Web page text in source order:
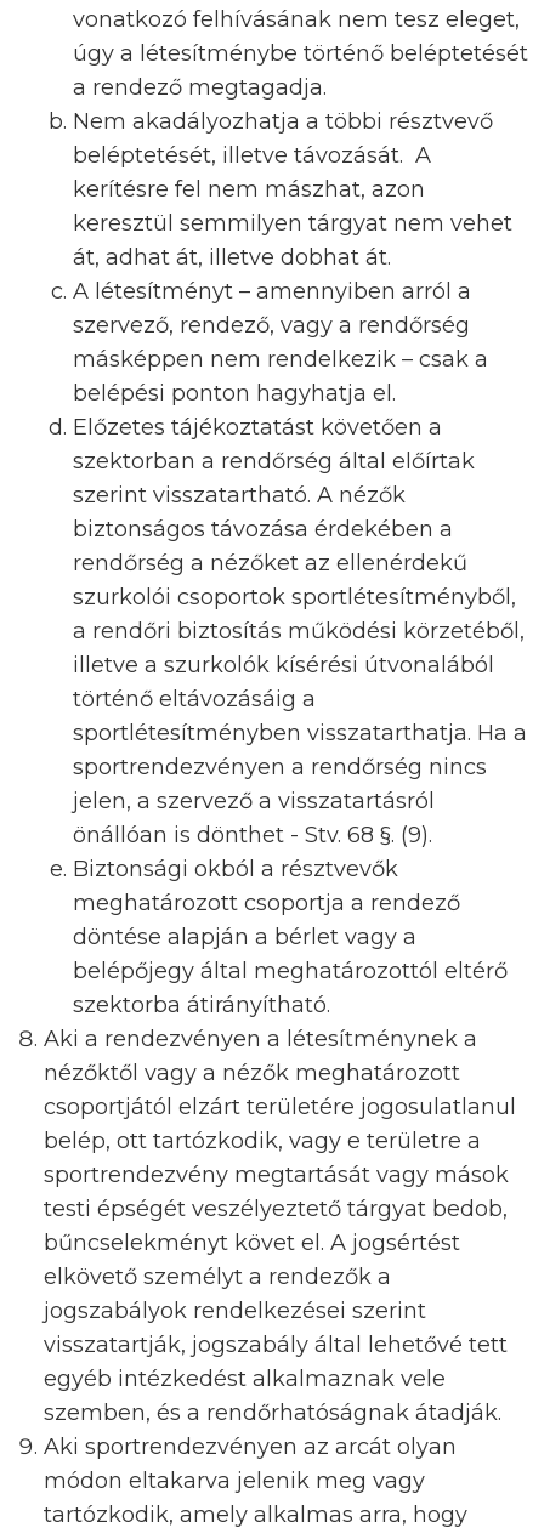
vonatkozó felhívásának nem tesz eleget,
úgy a létesítménybe történő beléptetését
a rendező megtagadja.
Nem akadályozhatja a többi résztvevő
beléptetését, illetve távozását. A
kerítésre fel nem mászhat, azon
keresztül semmilyen tárgyat nem vehet
át, adhat át, illetve dobhat át.
A létesítményt – amennyiben arról a
szervező, rendező, vagy a rendőrség
másképpen nem rendelkezik – csak a
belépési ponton hagyhatja el.
Előzetes tájékoztatást követően a
szektorban a rendőrség által előírtak
szerint visszatartható. A nézők
biztonságos távozása érdekében a
rendőrség a nézőket az ellenérdekű
szurkolói csoportok sportlétesítményből,
a rendőri biztosítás működési körzetéből,
illetve a szurkolók kísérési útvonalából
történő eltávozásáig a
sportlétesítményben visszatarthatja. Ha a
sportrendezvényen a rendőrség nincs
jelen, a szervező a visszatartásról
önállóan is dönthet - Stv. 68 §. (9).
Biztonsági okból a résztvevők
meghatározott csoportja a rendező
döntése alapján a bérlet vagy a
belépőjegy által meghatározottól eltérő
szektorba átirányítható.
Aki a rendezvényen a létesítménynek a
nézőktől vagy a nézők meghatározott
csoportjától elzárt területére jogosulatlanul
belép, ott tartózkodik, vagy e területre a
sportrendezvény megtartását vagy mások
testi épségét veszélyeztető tárgyat bedob,
bűncselekményt követ el. A jogsértést
elkövető személyt a rendezők a
jogszabályok rendelkezései szerint
visszatartják, jogszabály által lehetővé tett
egyéb intézkedést alkalmaznak vele
szemben, és a rendőrhatóságnak átadják.
Aki sportrendezvényen az arcát olyan
módon eltakarva jelenik meg vagy
tartózkodik, amely alkalmas arra, hogy